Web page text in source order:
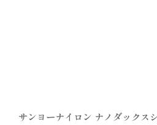
サンヨーナイロン ナノダックス